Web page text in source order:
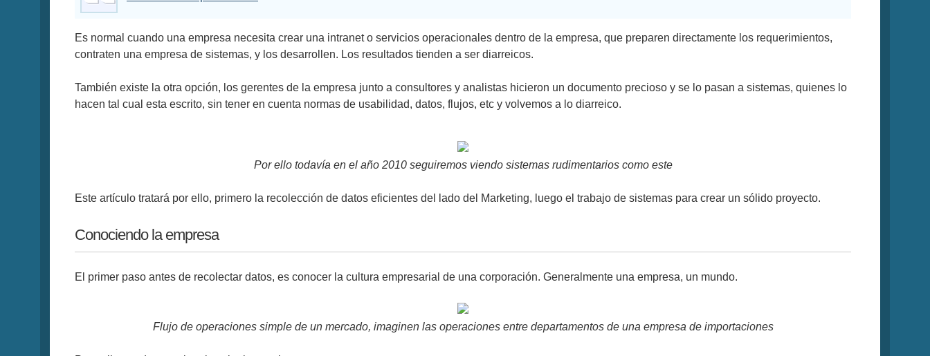
Es normal cuando una empresa necesita crear una intranet o servicios operacionales dentro de la empresa, que preparen directamente los requerimientos,
contraten una empresa de sistemas, y los desarrollen. Los resultados tienden a ser diarreicos.
También existe la otra opción, los gerentes de la empresa junto a consultores y analistas hicieron un documento precioso y se lo pasan a sistemas, quienes lo
hacen tal cual esta escrito, sin tener en cuenta normas de usabilidad, datos, flujos, etc y volvemos a lo diarreico.
Por ello todavía en el año 2010 seguiremos viendo sistemas rudimentarios como este
Este artículo tratará por ello, primero la recolección de datos eficientes del lado del Marketing, luego el trabajo de sistemas para crear un sólido proyecto.
Conociendo la empresa
El primer paso antes de recolectar datos, es conocer la cultura empresarial de una corporación. Generalmente una empresa, un mundo.
Flujo de operaciones simple de un mercado, imaginen las operaciones entre departamentos de una empresa de importaciones